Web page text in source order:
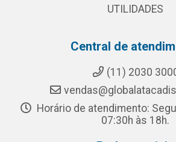
UTILIDADES
Central de
(11) 2030
Horário de atendimento:
07:30h às 18h.